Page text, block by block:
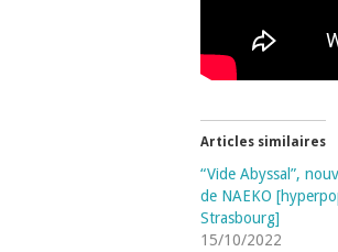
Articles similaires
“Vide Abyssal”,
de NAEKO
Strasbourg]
15/10/2022